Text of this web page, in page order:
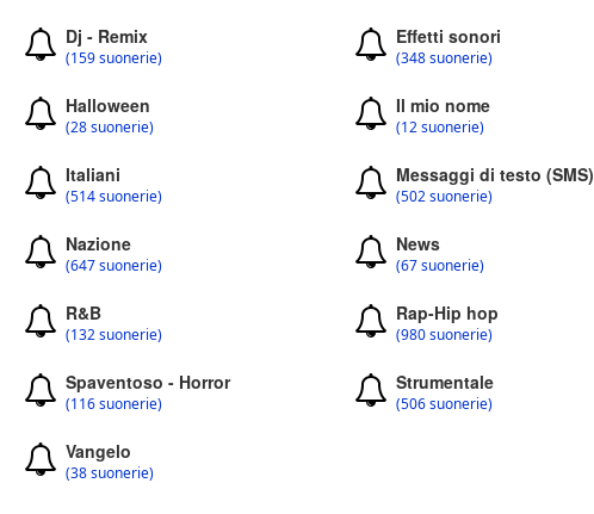
Dj - Remix
(159 suonerie)
Effetti sonori
(348 suonerie)
Halloween
(28 suonerie)
Il mio nome
(12 suonerie)
Italiani
(514 suonerie)
Messaggi di testo (SMS)
(502 suonerie)
Nazione
(647 suonerie)
News
(67 suonerie)
R&B
(132 suonerie)
Rap-Hip hop
(980 suonerie)
Spaventoso - Horror
(116 suonerie)
Strumentale
(506 suonerie)
Vangelo
(38 suonerie)